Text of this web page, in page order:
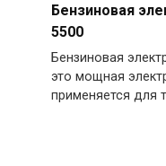
Бензиновая
5500
Бензиновая
это мощная
применяется для